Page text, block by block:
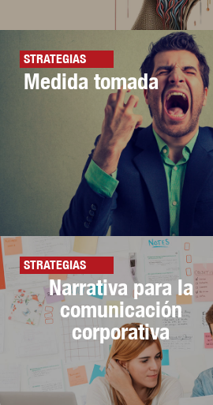
STRATEGIAS
Medida tomada
STRATEGIAS
Narrativa para la
comunicación
corporativa